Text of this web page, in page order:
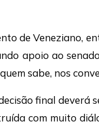
de Veneziano,
apoio ao
sabe, nos
final deverá
com muito